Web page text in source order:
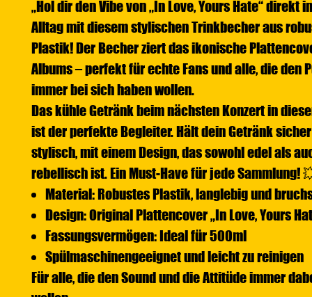
„Hol dir den Vibe von „In Love, Yours Hate“ direkt
Alltag mit diesem stylischen Trinkbecher aus
Plastik! Der Becher ziert das ikonische
Albums – perfekt für echte Fans und alle, die den
immer bei sich haben wollen.
Das kühle Getränk beim nächsten Konzert in
ist der perfekte Begleiter. Hält dein Getränk
stylisch, mit einem Design, das sowohl edel als
rebellisch ist. Ein Must-Have für jede Sammlung!
Material: Robustes Plastik, langlebig und
Design: Original Plattencover „In Love, Yours
Fassungsvermögen: Ideal für 500ml
Spülmaschinengeeignet und leicht zu reinigen
Für alle, die den Sound und die Attitüde immer